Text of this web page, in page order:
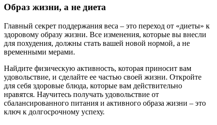
Образ жизни, а не диета
Главный секрет поддержания веса – это переход от «диеты» к
здоровому образу жизни. Все изменения, которые вы внесли
для похудения, должны стать вашей новой нормой, а не
временными мерами.
Найдите физическую активность, которая приносит вам
удовольствие, и сделайте ее частью своей жизни. Откройте
для себя здоровые блюда, которые вам действительно
нравятся. Научитесь получать удовольствие от
сбалансированного питания и активного образа жизни – это
ключ к долгосрочному успеху.